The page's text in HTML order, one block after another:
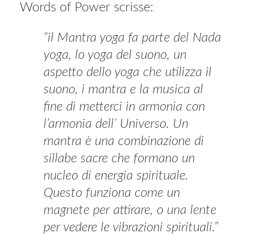
Words of Power scrisse:
“il Mantra yoga fa parte del Nada
yoga, lo yoga del suono, un
aspetto dello yoga che utilizza il
suono, i mantra e la musica al
fine di metterci in armonia con
l’armonia dell’ Universo. Un
mantra è una combinazione di
sillabe sacre che formano un
nucleo di energia spirituale.
Questo funziona come un
magnete per attirare, o una lente
per vedere le vibrazioni spirituali.”